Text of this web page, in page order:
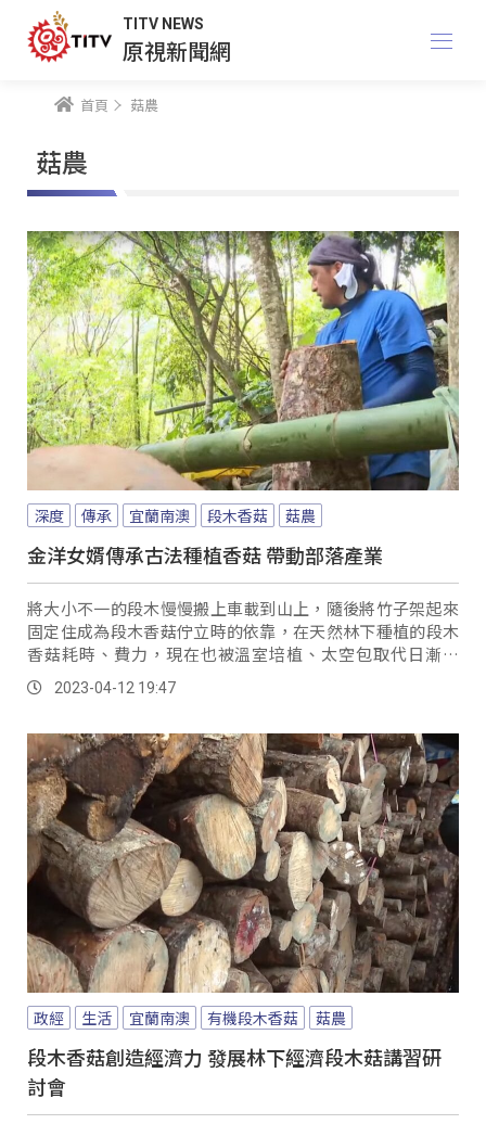
TITV NEWS
原視新聞網
首頁 菇農
菇農
深度 傳承 宜蘭南澳 段木香菇 菇農
金洋女婿傳承古法種植香菇 帶動部落產業
將大小不一的段木慢慢搬上車載到山上，隨後將竹子架起來
固定住成為段木香菇佇立時的依靠，在天然林下種植的段木
香菇耗時、費力，現在也被溫室培植、太空包取代日漸勢
微，也沒有年輕人想要種植。
2023-04-12 19:47
政經 生活 宜蘭南澳 有機段木香菇 菇農
段木香菇創造經濟力 發展林下經濟段木菇講習研
討會